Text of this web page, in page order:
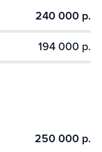
240 000 р.
194 000 р.
250 000 р.